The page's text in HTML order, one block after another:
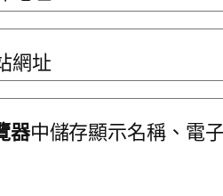
網址
器中儲存顯示名稱、電